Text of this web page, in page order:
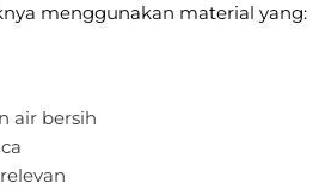
menggunakan material yang:
air bersih